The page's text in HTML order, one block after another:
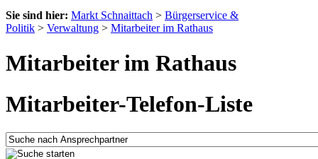
Sie sind hier: Markt Schnaittach > Bürgerservice &
Politik > Verwaltung > Mitarbeiter im Rathaus
Mitarbeiter im Rathaus
Mitarbeiter-Telefon-Liste